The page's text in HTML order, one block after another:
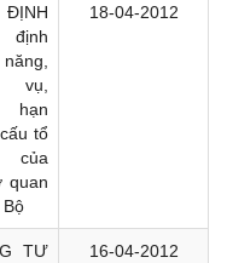
ĐỊNH
vụ,
hạn
tổ
của
quan
Bộ
18-04-2012
TƯ
16-04-2012